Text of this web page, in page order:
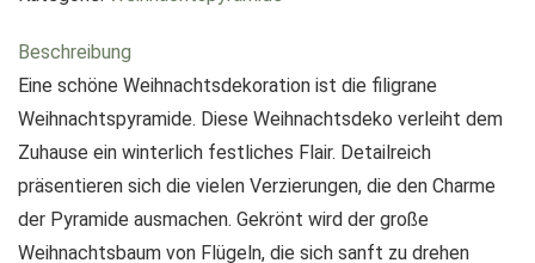
Beschreibung
Eine schöne Weihnachtsdekoration ist die filigrane
Weihnachtspyramide. Diese Weihnachtsdeko verleiht dem
Zuhause ein winterlich festliches Flair. Detailreich
präsentieren sich die vielen Verzierungen, die den Charme
der Pyramide ausmachen. Gekrönt wird der große
Weihnachtsbaum von Flügeln, die sich sanft zu drehen